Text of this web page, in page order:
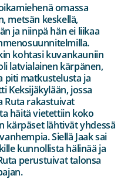
omassa
metsän keskellä,
ja niinpä hän ei liikaa
kohtasi kuvankauniin
latvialainen kärpänen,
piti matkustelusta ja
Keksijäkylään, jossa
Ruta rakastuivat
häitä vietettiin koko
kärpäset lähtivät yhdessä
Siellä Jaak sai
kunnollista hälinää ja
perustuivat talonsa